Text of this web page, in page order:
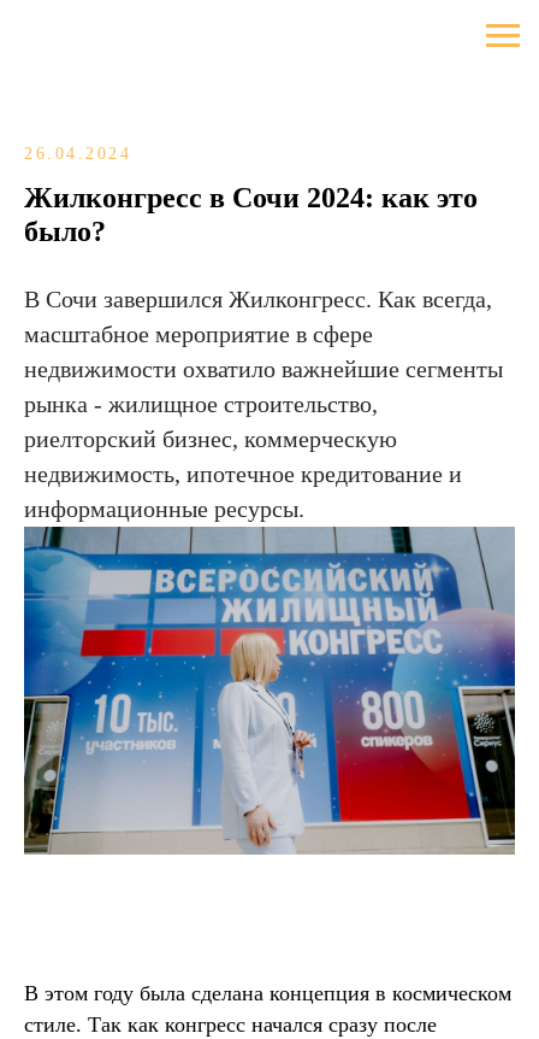
26.04.2024
Жилконгресс в Сочи 2024: как это
было?
В Сочи завершился Жилконгресс. Как всегда,
масштабное мероприятие в сфере
недвижимости охватило важнейшие сегменты
рынка - жилищное строительство,
риелторский бизнес, коммерческую
недвижимость, ипотечное кредитование и
информационные ресурсы.
В этом году была сделана концепция в космическом
стиле. Так как конгресс начался сразу после